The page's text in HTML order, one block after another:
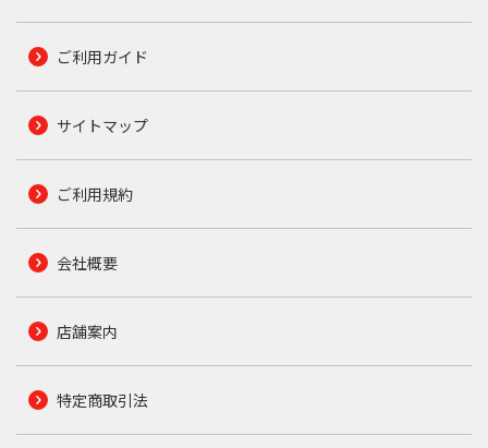
ご利用ガイド
サイトマップ
ご利用規約
会社概要
店舗案内
特定商取引法